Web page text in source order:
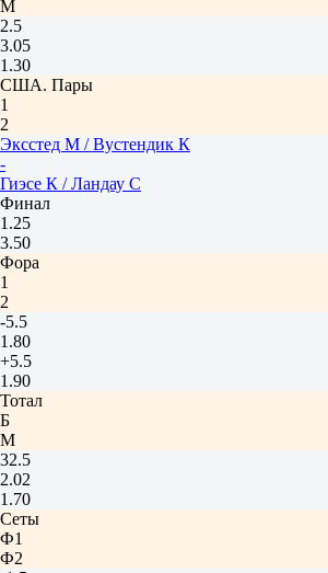
М
2.5
3.05
1.30
США. Пары
1
2
Эксстед М / Вустендик К
-
Гиэсе К / Ландау С
Финал
1.25
3.50
Фора
1
2
-5.5
1.80
+5.5
1.90
Тотал
Б
М
32.5
2.02
1.70
Сеты
Ф1
Ф2